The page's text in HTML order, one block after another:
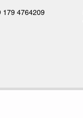
179 4764209